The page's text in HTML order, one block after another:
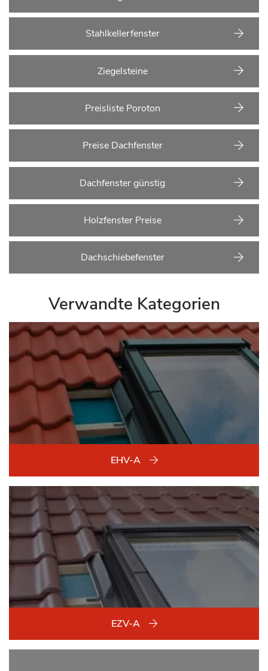
Stahlkellerfenster
Ziegelsteine
Preisliste Poroton
Preise Dachfenster
Dachfenster günstig
Holzfenster Preise
Dachschiebefenster
Verwandte Kategorien
EHV-A
EZV-A